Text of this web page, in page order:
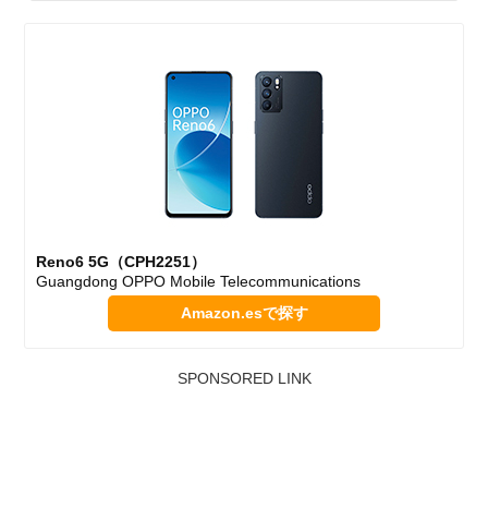
Reno6 5G（CPH2251）
Guangdong OPPO Mobile Telecommunications
Amazon.esで探す
SPONSORED LINK